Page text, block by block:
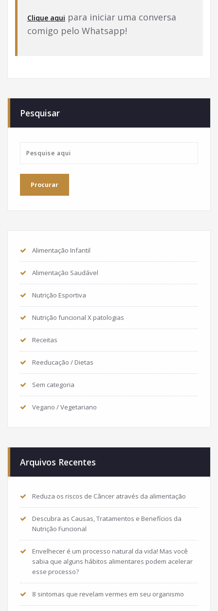
Clique aqui para iniciar uma conversa
comigo pelo Whatsapp!
Pesquisar
Alimentação Infantil
Alimentação Saudável
Nutrição Esportiva
Nutrição funcional X patologias
Receitas
Reeducação / Dietas
Sem categoria
Vegano / Vegetariano
Arquivos Recentes
Reduza os riscos de Câncer através da alimentação
Descubra as Causas, Tratamentos e Benefícios da
Nutrição Funcional
Envelhecer é um processo natural da vida! Mas você
sabia que alguns hábitos alimentares podem acelerar
esse processo?
8 sintomas que revelam vermes em seu organismo